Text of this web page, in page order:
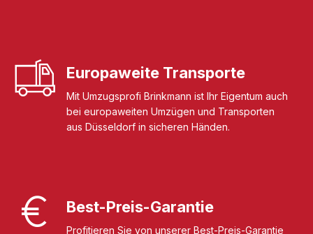
Europaweite Transporte
Mit Umzugsprofi Brinkmann ist Ihr Eigentum auch
bei europaweiten Umzügen und Transporten
aus Düsseldorf in sicheren Händen.
Best-Preis-Garantie
Profitieren Sie von unserer Best-Preis-Garantie